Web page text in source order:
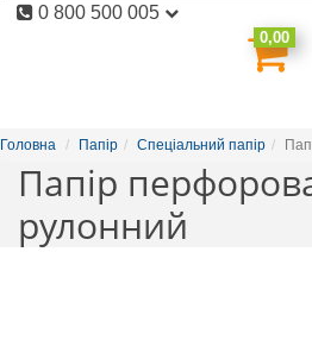
0,00
0 800 500 005
Головна Папір Спеціальний папір
Папір
рулонний